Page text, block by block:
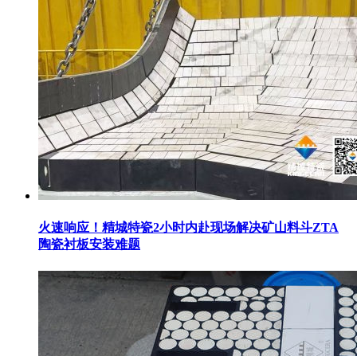
火速响应！精城特瓷2小时内赴现场解决矿山料斗ZTA
陶瓷衬板安装难题